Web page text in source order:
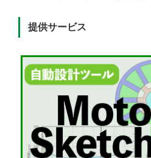
提供サービス